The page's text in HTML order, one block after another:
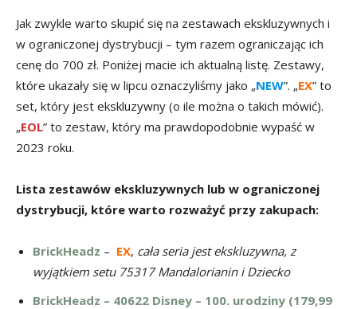
Jak zwykle warto skupić się na zestawach ekskluzywnych i
w ograniczonej dystrybucji – tym razem ograniczając ich
cenę do 700 zł. Poniżej macie ich aktualną listę. Zestawy,
które ukazały się w lipcu oznaczyliśmy jako „NEW”. „EX” to
set, który jest ekskluzywny (o ile można o takich mówić).
„EOL” to zestaw, który ma prawdopodobnie wypaść w
2023 roku.
Lista zestawów ekskluzywnych lub w ograniczonej
dystrybucji, które warto rozważyć przy zakupach:
BrickHeadz – EX, cała seria jest ekskluzywna, z
wyjątkiem setu 75317 Mandalorianin i Dziecko
BrickHeadz – 40622 Disney – 100. urodziny (179,99